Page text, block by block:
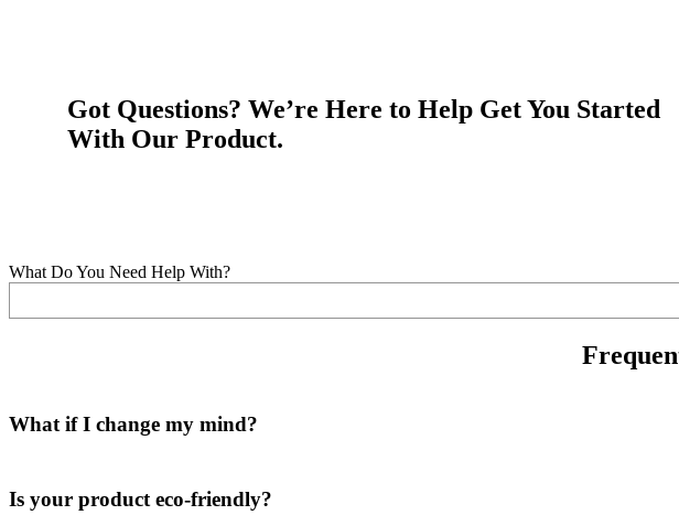
Got Questions? We’re Here to Help Get You Started
With Our Product.
What Do You Need Help With?
What if I change my mind?
Is your product eco-friendly?